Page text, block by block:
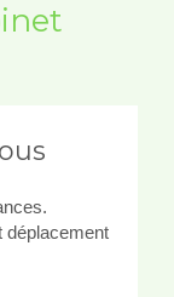
déplacement